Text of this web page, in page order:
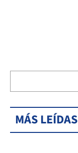
MÁS LEÍDAS